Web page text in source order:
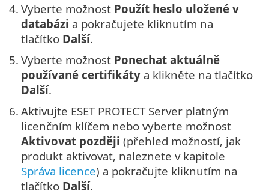
4. Vyberte možnost Použít heslo uložené v
databázi a pokračujete kliknutím na
tlačítko Další.
5. Vyberte možnost Ponechat aktuálně
používané certifikáty a klikněte na tlačítko
Další.
6. Aktivujte ESET PROTECT Server platným
licenčním klíčem nebo vyberte možnost
Aktivovat později (přehled možností, jak
produkt aktivovat, naleznete v kapitole
Správa licence) a pokračujte kliknutím na
tlačítko Další.